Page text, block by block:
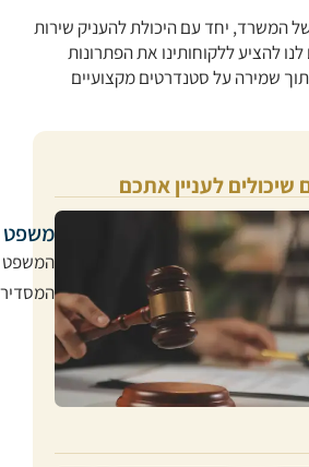
של המשרד, יחד עם היכולת להעניק שירות
להציע ללקוחותינו את הפתרונות
שמירה על סטנדרטים מקצועיים
לעניין אתכם
משפט
המשפט